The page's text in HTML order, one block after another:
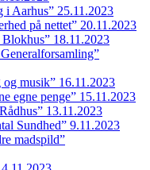
i Aarhus” 25.11.2023
på nettet” 20.11.2023
18.11.2023
musik” 16.11.2023
egne penge” 15.11.2023
13.11.2023
Sundhed” 9.11.2023
madspild”